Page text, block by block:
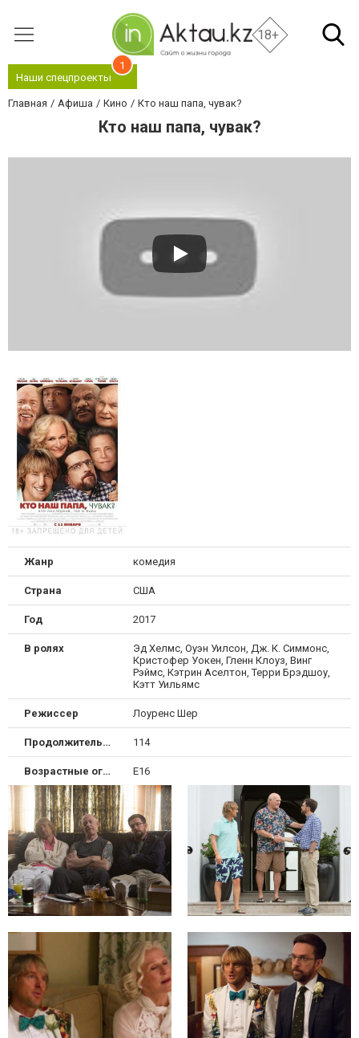
18+
Наши спецпроекты
1
Главная Афиша Кино Кто наш папа, чувак?
Кто наш папа, чувак?
Жанр комедия
Страна США
Год 2017
В ролях
Эд Хелмс, Оуэн Уилсон, Дж. К. Симмонс,
Кристофер Уокен, Гленн Клоуз, Винг
Рэймс, Кэтрин Аселтон, Терри Брэдшоу,
Кэтт Уильямс
Режиссер Лоуренс Шер
Продолжительность 114
Возрастные ограничения Е16